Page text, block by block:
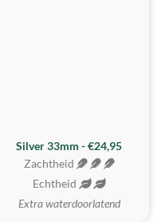
Silver 33mm - €24,95
Zachtheid
Echtheid
Extra waterdoorlatend